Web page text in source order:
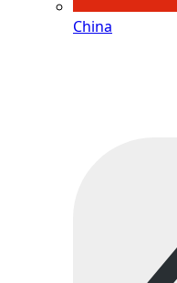
China